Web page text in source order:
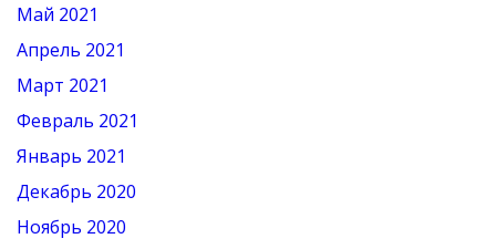
Май 2021
Апрель 2021
Март 2021
Февраль 2021
Январь 2021
Декабрь 2020
Ноябрь 2020